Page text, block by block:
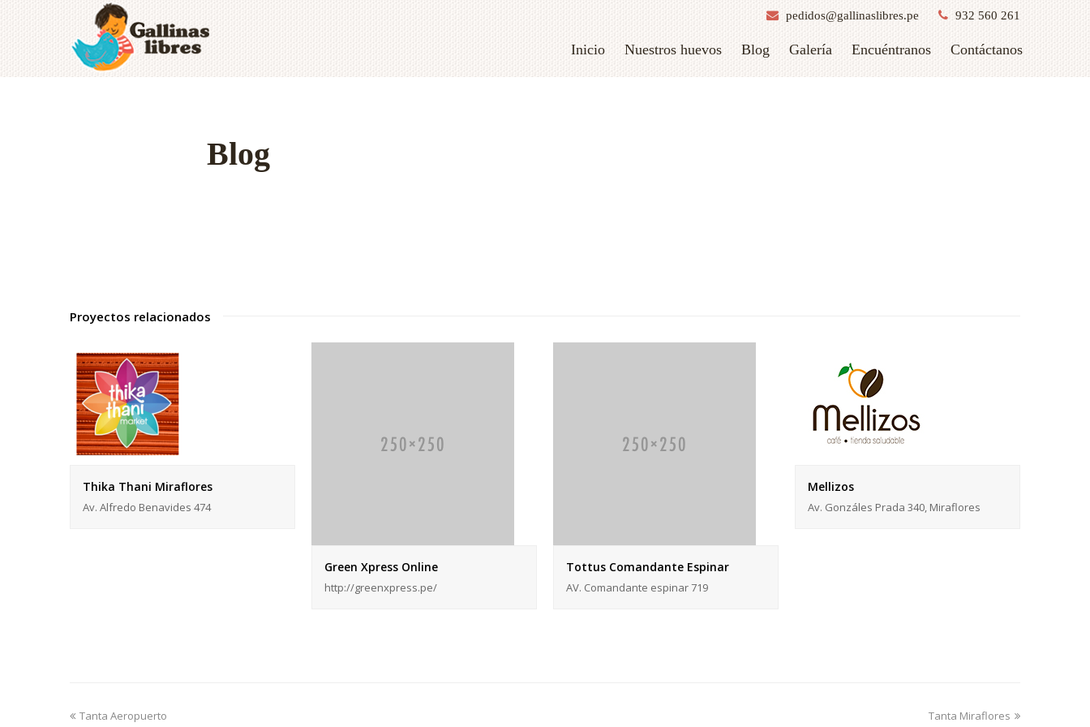
pedidos@gallinaslibres.pe 932 560 261
Inicio Nuestros huevos Blog Galería Encuéntranos Contáctanos
Blog
Proyectos relacionados
Thika Thani Miraflores
Av. Alfredo Benavides 474
Green Xpress Online
http://greenxpress.pe/
Tottus Comandante Espinar
AV. Comandante espinar 719
Mellizos
Av. Gonzáles Prada 340, Miraflores
previous
Tanta Aeropuerto
next
Tanta Miraflores